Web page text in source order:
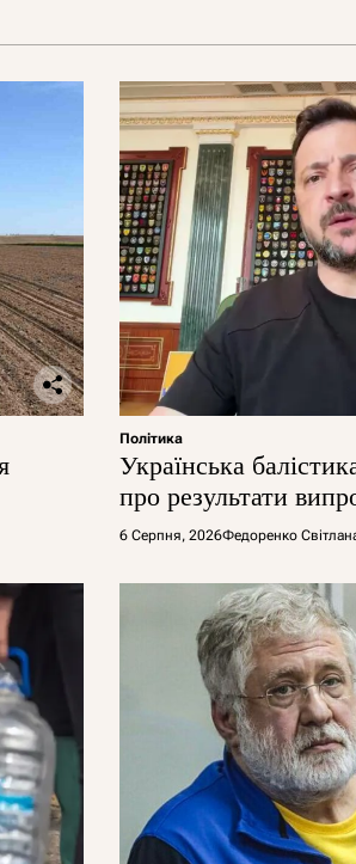
Політика
Українська
про результати
6 Серпня, 2026Федоренко